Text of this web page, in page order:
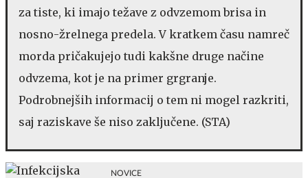
za tiste, ki imajo težave z odvzemom brisa in
nosno-žrelnega predela. V kratkem času namreč
morda pričakujejo tudi kakšne druge načine
odvzema, kot je na primer grgranje.
Podrobnejših informacij o tem ni mogel razkriti,
saj raziskave še niso zaključene. (STA)
NOVICE